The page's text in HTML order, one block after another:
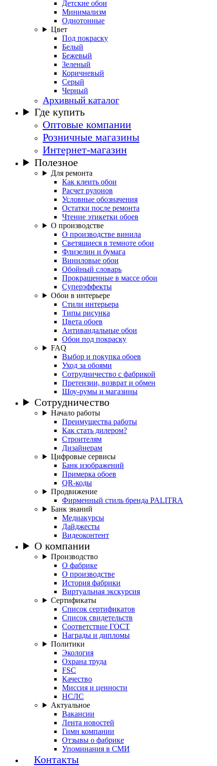
Детские обои
Минимализм
Однотонные
Цвет
Под покраску
Белый
Бежевый
Зеленый
Коричневый
Серый
Черный
Архивный каталог
Где купить
Оптовые компании
Розничные магазины
Интернет-магазин
Полезное
Для ремонта
Как клеить обои
Расчет рулонов
Условные обозначения
Остатки после ремонта
Чтение этикетки обоев
О производстве
О производстве винила
Светящиеся в темноте обои
Флизелин и бумага
Виниловые обои
Обойный словарь
Прокрашенные в массе обои
Суперэффекты
Обои в интерьере
Стили интерьера
Типы рисунка
Цвета обоев
Антивандальные обои
Обои под покраску
FAQ
Выбор и покупка обоев
Уход за обоями
Сотрудничество с фабрикой
Претензии, возврат и обмен
Шоу-румы и магазины
Сотрудничество
Начало работы
Преимущества работы
Как стать дилером?
Строителям
Дизайнерам
Цифровые сервисы
Банк изображений
Примерка обоев
QR-коды
Продвижение
Фирменный стиль бренда PALITRA
Банк знаний
Медиакурсы
Дайджесты
Видеоконтент
О компании
Производство
О фабрике
О производстве
История фабрики
Виртуальная экскурсия
Сертификаты
Список сертификатов
Список свидетельств
Соответствие ГОСТ
Награды и дипломы
Политики
Экология
Охрана труда
FSC
Качество
Миссия и ценности
НСЛС
Актуальное
Вакансии
Лента новостей
Гимн компании
Отзывы о фабрике
Упоминания в СМИ
Контакты